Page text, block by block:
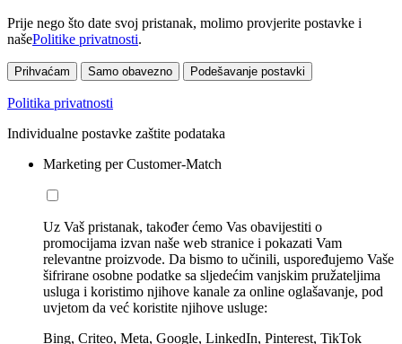
Prije nego što date svoj pristanak, molimo provjerite postavke i
našePolitike privatnosti.
Prihvaćam Samo obavezno Podešavanje postavki
Politika privatnosti
Individualne postavke zaštite podataka
Marketing per Customer-Match
Uz Vaš pristanak, također ćemo Vas obavijestiti o
promocijama izvan naše web stranice i pokazati Vam
relevantne proizvode. Da bismo to učinili, uspoređujemo Vaše
šifrirane osobne podatke sa sljedećim vanjskim pružateljima
usluga i koristimo njihove kanale za online oglašavanje, pod
uvjetom da već koristite njihove usluge:
Bing, Criteo, Meta, Google, LinkedIn, Pinterest, TikTok